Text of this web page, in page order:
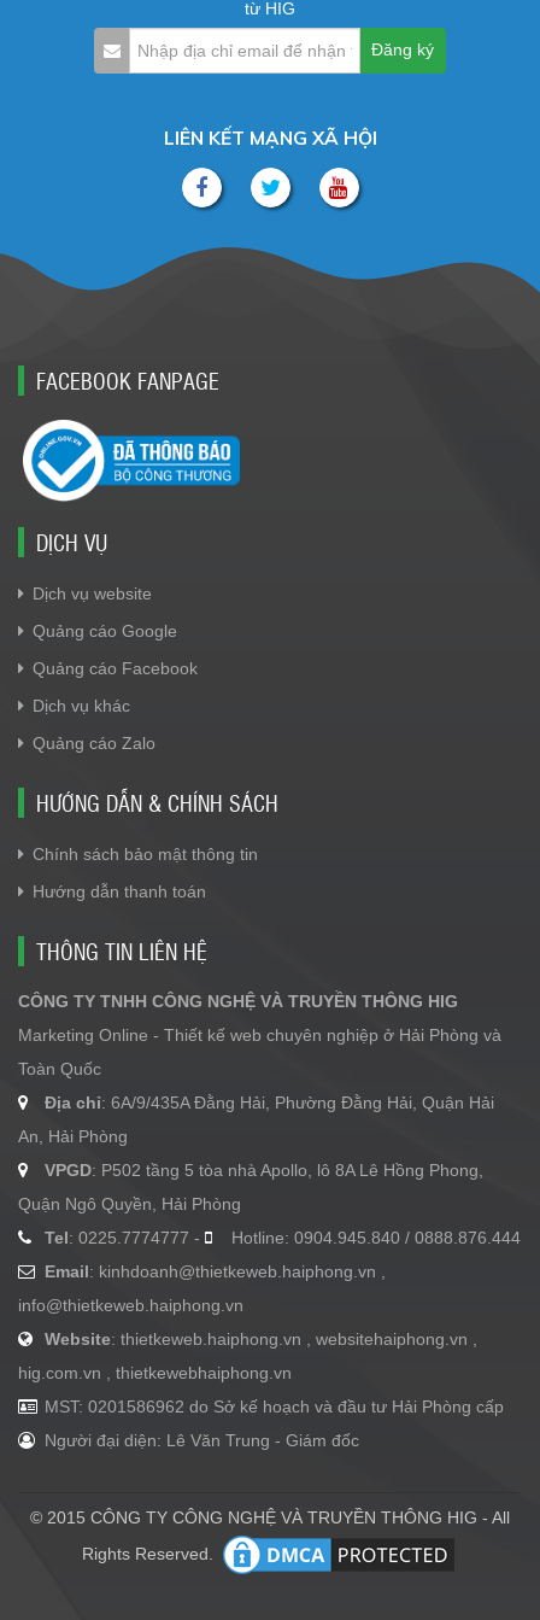
từ HIG
LIÊN KẾT MẠNG XÃ HỘI
FACEBOOK FANPAGE
DỊCH VỤ
Dịch vụ website
Quảng cáo Google
Quảng cáo Facebook
Dịch vụ khác
Quảng cáo Zalo
HƯỚNG DẪN & CHÍNH SÁCH
Chính sách bảo mật thông tin
Hướng dẫn thanh toán
THÔNG TIN LIÊN HỆ
CÔNG TY TNHH CÔNG NGHỆ VÀ TRUYỀN THÔNG HIG
Marketing Online - Thiết kế web chuyên nghiệp ở Hải Phòng và
Toàn Quốc
Địa chỉ: 6A/9/435A Đằng Hải, Phường Đằng Hải, Quận Hải
An, Hải Phòng
VPGD: P502 tầng 5 tòa nhà Apollo, lô 8A Lê Hồng Phong,
Quận Ngô Quyền, Hải Phòng
Tel: 0225.7774777 -
Hotline: 0904.945.840 / 0888.876.444
Email: kinhdoanh@thietkeweb.haiphong.vn
info@thietkeweb.haiphong.vn
Website: thietkeweb.haiphong.vn , websitehaiphong.vn ,
hig.com.vn , thietkewebhaiphong.vn
MST: 0201586962 do Sở kế hoạch và đầu tư Hải Phòng cấp
Người đại diện: Lê Văn Trung - Giám đốc
© 2015 CÔNG TY CÔNG NGHỆ VÀ TRUYỀN THÔNG HIG - All
Rights Reserved.